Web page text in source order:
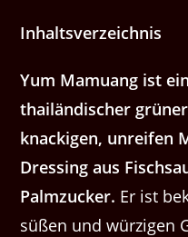
Inhaltsverzeichnis
Yum Mamuang ist
thailändischer
knackigen, unreifen
Dressing aus
Palmzucker. Er ist
süßen und würzigen